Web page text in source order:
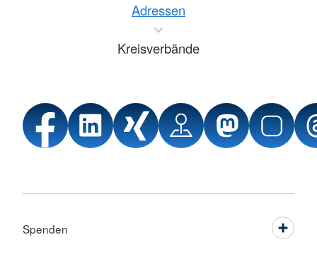
Adressen
Kreisverbände
Spenden